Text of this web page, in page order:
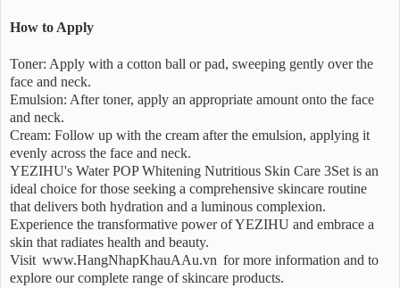
How to Apply
Toner: Apply with a cotton ball or pad, sweeping gently over the
face and neck.
Emulsion: After toner, apply an appropriate amount onto the face
and neck.
Cream: Follow up with the cream after the emulsion, applying it
evenly across the face and neck.
YEZIHU's Water POP Whitening Nutritious Skin Care 3Set is an
ideal choice for those seeking a comprehensive skincare routine
that delivers both hydration and a luminous complexion.
Experience the transformative power of YEZIHU and embrace a
skin that radiates health and beauty.
Visit www.HangNhapKhauAAu.vn for more information and to
explore our complete range of skincare products.